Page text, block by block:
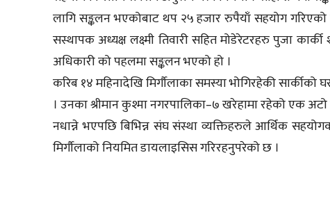
लागि सङ्कलन भएकोबाट थप २५ हजार रुपैयाँ सहयोग गरिएको
सस्थापक अध्यक्ष लक्ष्मी तिवारी सहित मोडेरेटरहरु पुजा कार्की
अधिकारी को पहलमा सङ्कलन भएको हो ।
करिब १४ महिनादेखि मिर्गौलाका समस्या भोगिरहेकी
। उनका श्रीमान कुश्मा नगरपालिका–७ खरेहामा रहेको एक
नधान्ने भएपछि बिभिन्न संघ संस्था व्यक्तिहरुले आर्थिक
मिर्गौलाको नियमित डायलाइसिस गरिरहनुपरेको छ ।